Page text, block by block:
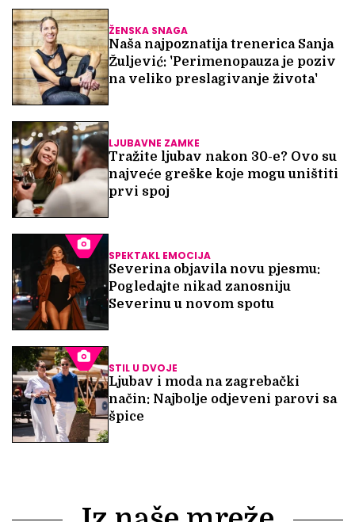
ŽENSKA SNAGA
Naša najpoznatija trenerica Sanja
Žuljević: 'Perimenopauza je poziv
na veliko preslagivanje života'
LJUBAVNE ZAMKE
Tražite ljubav nakon 30-e? Ovo su
najveće greške koje mogu uništiti
prvi spoj
SPEKTAKL EMOCIJA
Severina objavila novu pjesmu:
Pogledajte nikad zanosniju
Severinu u novom spotu
STIL U DVOJE
Ljubav i moda na zagrebački
način: Najbolje odjeveni parovi sa
špice